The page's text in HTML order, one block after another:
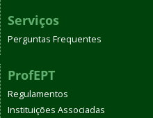
Serviços
Perguntas Frequentes
ProfEPT
Regulamentos
Instituições Associadas